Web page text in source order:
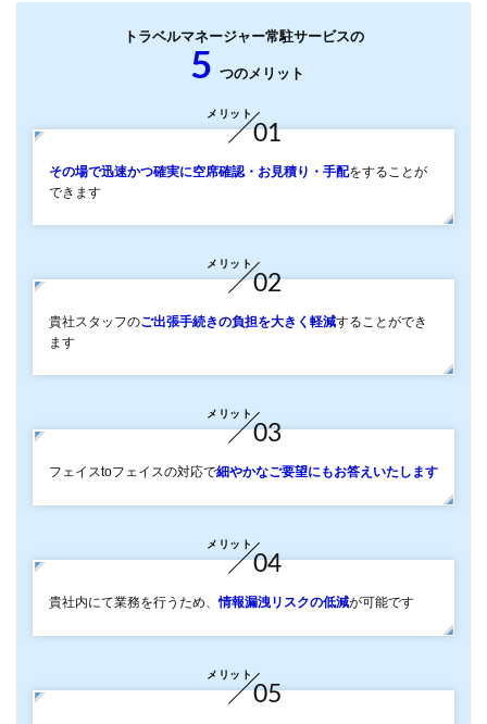
トラベルマネージャー常駐サービスの
5 つのメリット
メリット
01
その場で迅速かつ確実に空席確認・お見積り・手配をすることが
できます
メリット
02
貴社スタッフのご出張手続きの負担を大きく軽減することができ
ます
メリット
03
フェイスtoフェイスの対応で細やかなご要望にもお答えいたします
メリット
04
貴社内にて業務を行うため、情報漏洩リスクの低減が可能です
メリット
05